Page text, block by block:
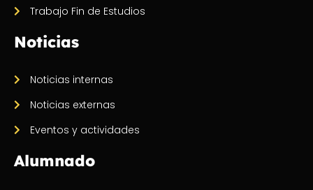
Trabajo Fin de Estudios
Noticias
Noticias internas
Noticias externas
Eventos y actividades
Alumnado